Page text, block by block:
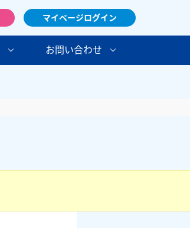
マイページログイン
お問い合わせ